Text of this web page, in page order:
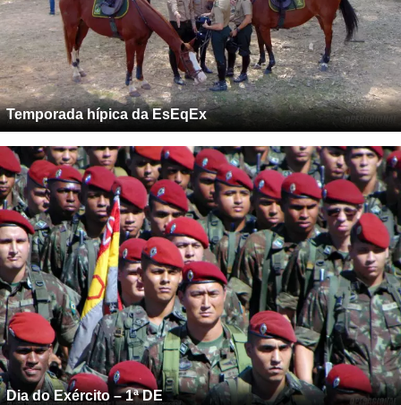
Temporada hípica da EsEqEx
Dia do Exército – 1ª DE